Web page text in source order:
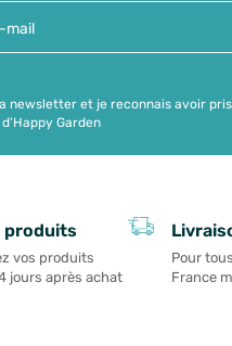
newsletter et je reconnais avoir
Garden
produits
vos produits
jours après achat
Pour
France